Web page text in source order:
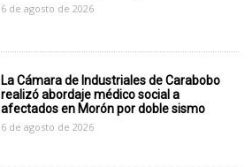
6 de agosto de 2026
La Cámara de Industriales de Carabobo
realizó abordaje médico social a
afectados en Morón por doble sismo
6 de agosto de 2026